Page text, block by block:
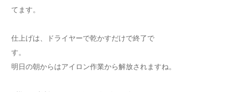
てます。
仕上げは、ドライヤーで乾かすだけで終了で
す
明日の朝からはアイロン作業から解放されますね。